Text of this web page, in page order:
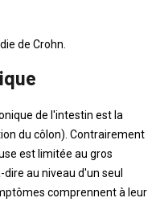
de Crohn.
de l'intestin est la
du côlon). Contrairement
est limitée au gros
au niveau d'un seul
comprennent à leur